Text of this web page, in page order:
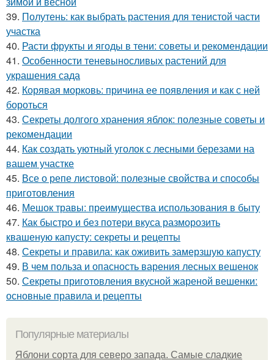
39. Полутень: как выбрать растения для тенистой части
участка
40. Расти фрукты и ягоды в тени: советы и рекомендации
41. Особенности теневыносливых растений для
украшения сада
42. Корявая морковь: причина ее появления и как с ней
бороться
43. Секреты долгого хранения яблок: полезные советы и
рекомендации
44. Как создать уютный уголок с лесными березами на
вашем участке
45. Все о репе листовой: полезные свойства и способы
приготовления
46. Мешок травы: преимущества использования в быту
47. Как быстро и без потери вкуса разморозить
квашеную капусту: секреты и рецепты
48. Секреты и правила: как оживить замерзшую капусту
49. В чем польза и опасность варения лесных вешенок
50. Секреты приготовления вкусной жареной вешенки:
основные правила и рецепты
Популярные материалы
Яблони сорта для северо запада. Самые сладкие